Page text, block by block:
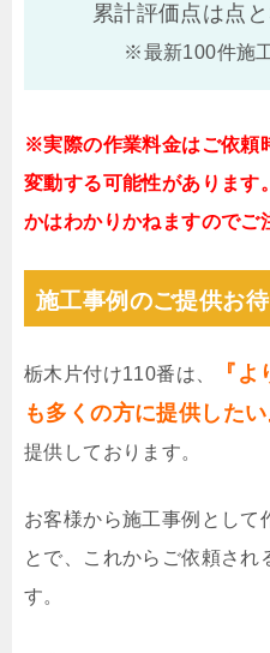
累計評価点は点
※最新100件施
※実際の作業料金はご依頼
変動する可能性があります
かはわかりかねますのでご
施工事例のご提供お
栃木片付け110番は、
『
も多くの方に提供したい
提供しております。
お客様から施工事例として
とで、これからご依頼され
す。